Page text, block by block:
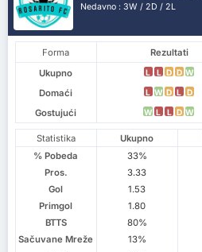
Nedavno : 3W / 2D / 2L
Forma Rezultati
Ukupno
L L D D W
Domaći L W D L D
Gostujući W L L D W
Statistika Ukupno
% Pobeda
33%
Pros.
3.33
Gol
1.53
Primgol
1.80
BTTS
80%
Sačuvane Mreže
13%